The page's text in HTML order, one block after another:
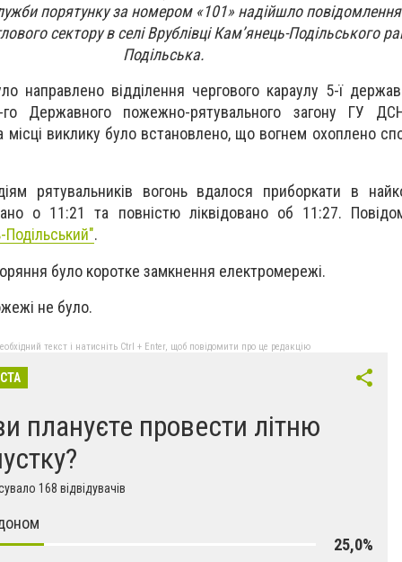
порятунку за номером «101» надійшло
сектору в селі Врублівці Кам’янець-Подільського
Подільська.
направлено відділення чергового караулу 5-ї
го Державного пожежно-рятувального загону ГУ
місці виклику було встановлено, що вогнем охоплено
рятувальників вогонь вдалося приборкати в
о 11:21 та повністю ліквідовано об 11:27.
.
було коротке замкнення електромережі.
не було.
текст і натисніть Ctrl + Enter, щоб повідомити про це редакцію
плануєте провести літню
168 відвідувачів
25,0%